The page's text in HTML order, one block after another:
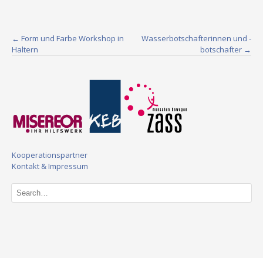
Post
← Form und Farbe Workshop in
Haltern
Wasserbotschafterinnen und -
botschafter →
Kooperationspartner
Kontakt & Impressum